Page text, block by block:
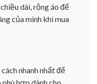
dài, rộng áo để
của mình khi mua
nhanh nhất để